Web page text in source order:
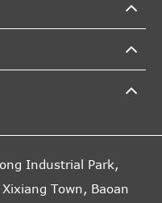
Industrial Park,
Town, Baoan